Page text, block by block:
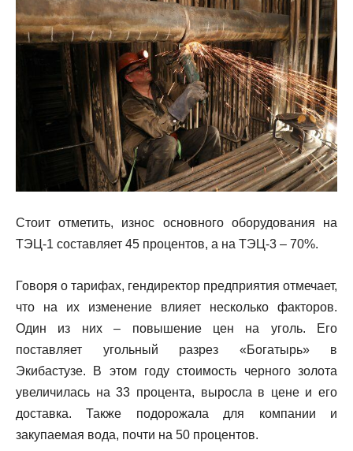
Стоит отметить, износ основного оборудования на
ТЭЦ-1 составляет 45 процентов, а на ТЭЦ-3 – 70%.
Говоря о тарифах, гендиректор предприятия отмечает,
что на их изменение влияет несколько факторов.
Один из них – повышение цен на уголь. Его
поставляет угольный разрез «Богатырь» в
Экибастузе. В этом году стоимость черного золота
увеличилась на 33 процента, выросла в цене и его
доставка. Также подорожала для компании и
закупаемая вода, почти на 50 процентов.